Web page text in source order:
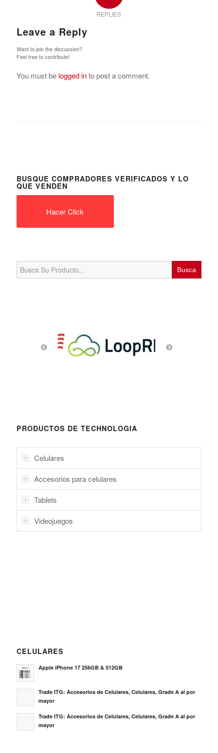
REPLIES
Leave a Reply
Want to join the discussion?
Feel free to contribute!
You must be logged into post a comment.
BUSQUE COMPRADORES VERIFICADOS Y LO
QUE VENDEN
Hacer Click
Search
for:
PRODUCTOS DE TECHNOLOGIA
Celulares
Accesorios para celulares
Tablets
Videojuegos
CELULARES
Apple iPhone 17 256GB & 512GB
Trade ITG: Accesorios de Celulares, Celulares, Grade A al por
mayor
Trade ITG: Accesorios de Celulares, Celulares, Grade A al por
mayor